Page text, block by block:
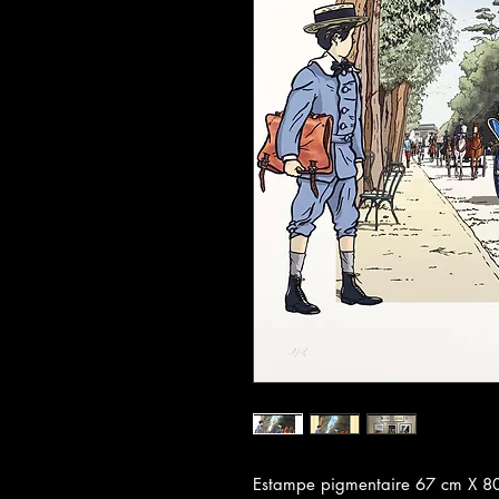
Estampe pigmentaire 67 cm X